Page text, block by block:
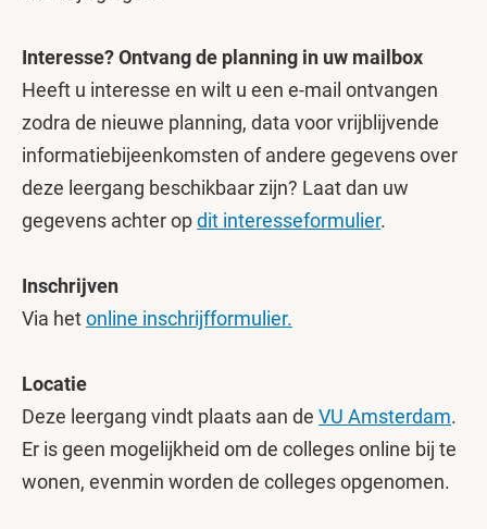
Interesse? Ontvang de planning in uw mailbox
Heeft u interesse en wilt u een e-mail ontvangen
zodra de nieuwe planning, data voor vrijblijvende
informatiebijeenkomsten of andere gegevens over
deze leergang beschikbaar zijn? Laat dan uw
gegevens achter opdit interesseformulier.
Inschrijven
Via hetonline inschrijfformulier.
Locatie
Deze leergang vindt plaats aan de VU Amsterdam.
Er is geen mogelijkheid om de colleges online bij te
wonen, evenmin worden de colleges opgenomen.